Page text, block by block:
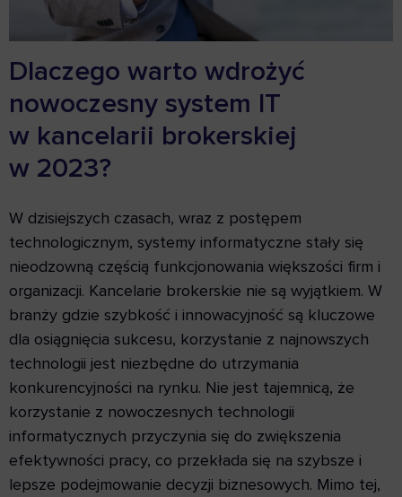
Dlaczego warto wdrożyć
nowoczesny system IT
w kancelarii brokerskiej
w 2023?
W dzisiejszych czasach, wraz z postępem
technologicznym, systemy informatyczne stały się
nieodzowną częścią funkcjonowania większości firm i
organizacji. Kancelarie brokerskie nie są wyjątkiem. W
branży gdzie szybkość i innowacyjność są kluczowe
dla osiągnięcia sukcesu, korzystanie z najnowszych
technologii jest niezbędne do utrzymania
konkurencyjności na rynku. Nie jest tajemnicą, że
korzystanie z nowoczesnych technologii
informatycznych przyczynia się do zwiększenia
efektywności pracy, co przekłada się na szybsze i
lepsze podejmowanie decyzji biznesowych. Mimo tej,